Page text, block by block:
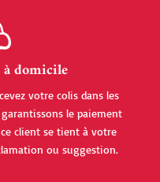
domicile
votre colis dans les
le paiement
client se tient à votre
ou suggestion.